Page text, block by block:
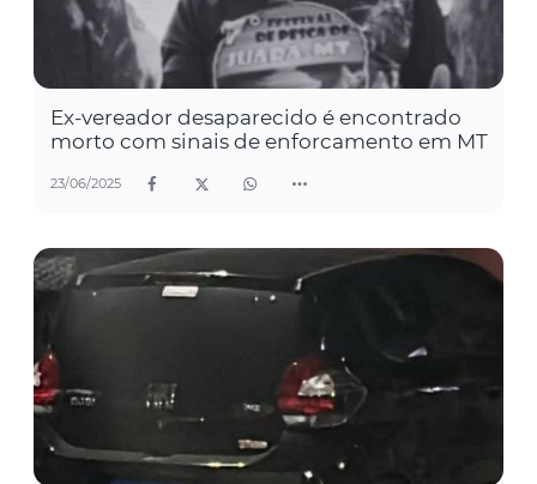
Ex-vereador desaparecido é encontrado
morto com sinais de enforcamento em MT
23/06/2025